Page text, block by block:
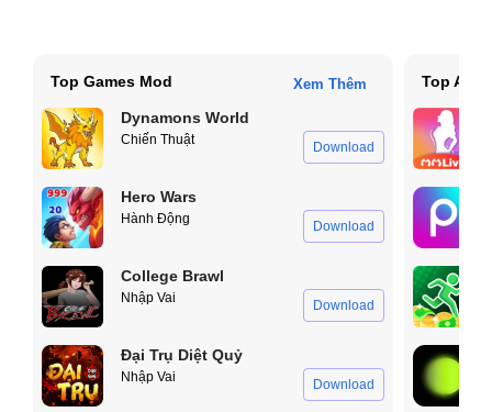
Top Games Mod Xem Thêm
Dynamons World
Chiến Thuật Download
Hero Wars
Hành Động Download
College Brawl
Nhập Vai Download
Đại Trụ Diệt Quỷ
Nhập Vai Download
Top